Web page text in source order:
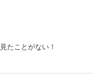
たことがない！